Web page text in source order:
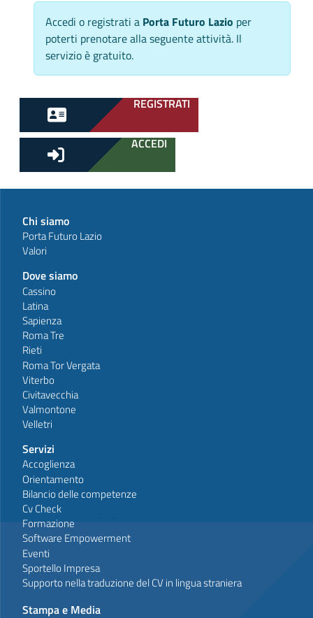
Accedi o registrati a Porta Futuro Lazio per
poterti prenotare alla seguente attività. Il
servizio è gratuito.
REGISTRATI
ACCEDI
Chi siamo
Porta Futuro Lazio
Valori
Dove siamo
Cassino
Latina
Sapienza
Roma Tre
Rieti
Roma Tor Vergata
Viterbo
Civitavecchia
Valmontone
Velletri
Servizi
Accoglienza
Orientamento
Bilancio delle competenze
Cv Check
Formazione
Software Empowerment
Eventi
Sportello Impresa
Supporto nella traduzione del CV in lingua straniera
Stampa e Media